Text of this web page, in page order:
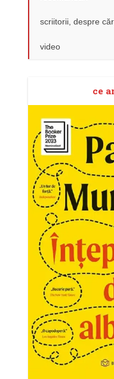
scriitorii, despre
video
ce